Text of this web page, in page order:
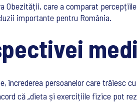
Obezității, care a comparat
importante pentru România.
încrederea persoanelor care trăiesc
că „dieta și exercițiile fizice pot